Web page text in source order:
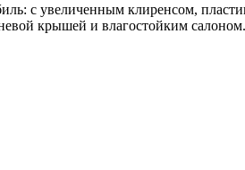
с увеличенным клиренсом,
крышей и влагостойким салоном.